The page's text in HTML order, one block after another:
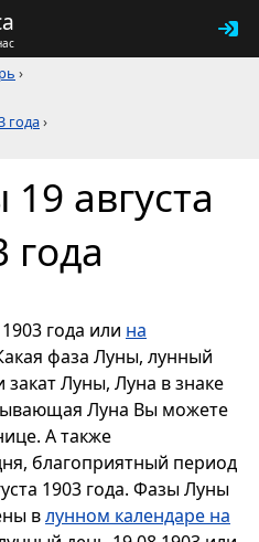
›
года›
августа
года
года или на
фаза Луны, лунный
Луны, Луна в знаке
Луна Вы можете
А также
благоприятный период
1903 года. Фазы Луны
влунном календаре на